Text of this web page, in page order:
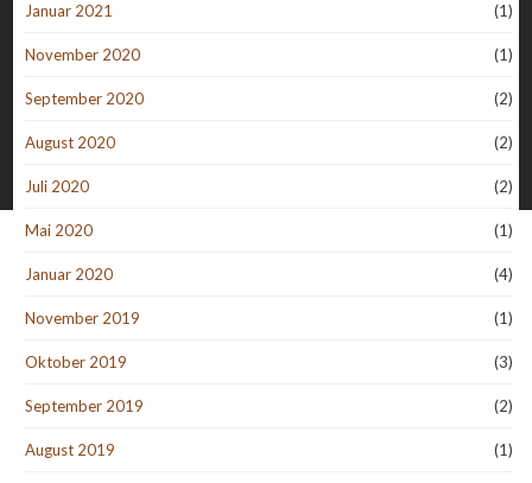
Januar 2021 (1)
November 2020 (1)
September 2020 (2)
August 2020 (2)
Juli 2020 (2)
Mai 2020 (1)
Januar 2020 (4)
November 2019 (1)
Oktober 2019 (3)
September 2019 (2)
August 2019 (1)